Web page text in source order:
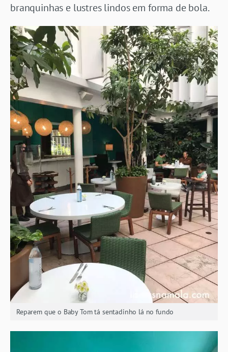
branquinhas e lustres lindos em forma de bola.
Reparem que o Baby Tom tá sentadinho lá no fundo